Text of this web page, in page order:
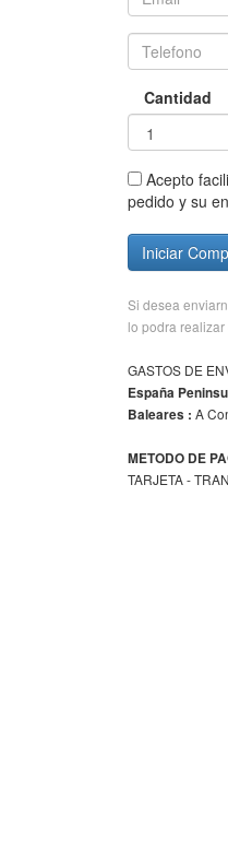
Cantidad
Acepto
pedido y su
Iniciar
Si desea
lo podra
GASTOS DE
España
Baleares : A
METODO DE
TARJETA -